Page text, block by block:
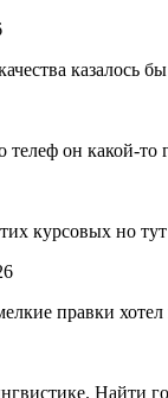
казалось
телеф он какой-
курсовых но
правки
Найти